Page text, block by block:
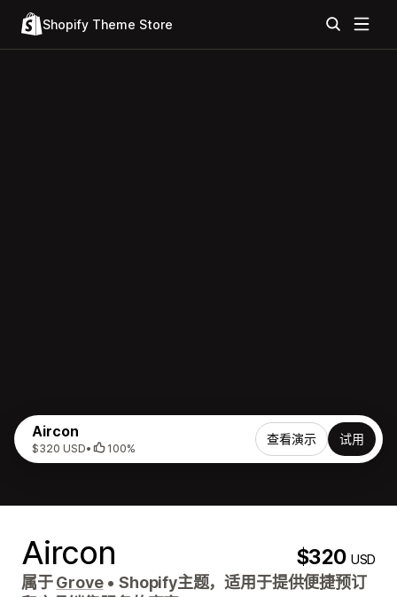
Shopify Theme Store
Aircon
$320 USD• 100%
查看演示 试用
Aircon $320USD
属于Grove • Shopify主题，适用于提供便捷预订